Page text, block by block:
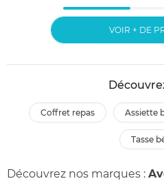
VOIR + DE
coffret repas assiette
tasse
Découvrez nos marques :